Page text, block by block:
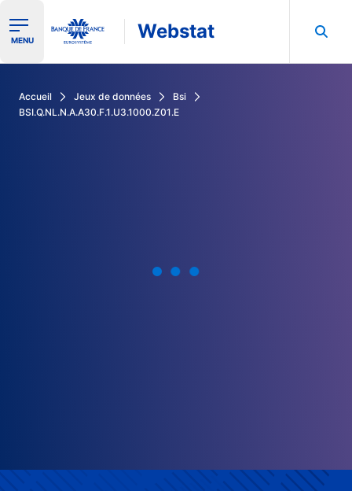
Ouvrir le menu de navigation
MENU Webstat
Accueil Jeux de données
Bsi
BSI.Q.NL.N.A.A30.F.1.U3.1000.Z01.E